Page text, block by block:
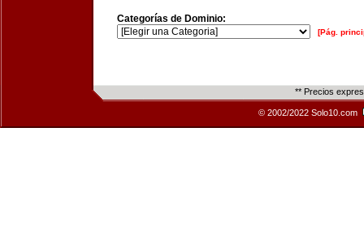
Categorías de Dominio:
[Pág.
** Precios
© 2002/2022 Solo10.com